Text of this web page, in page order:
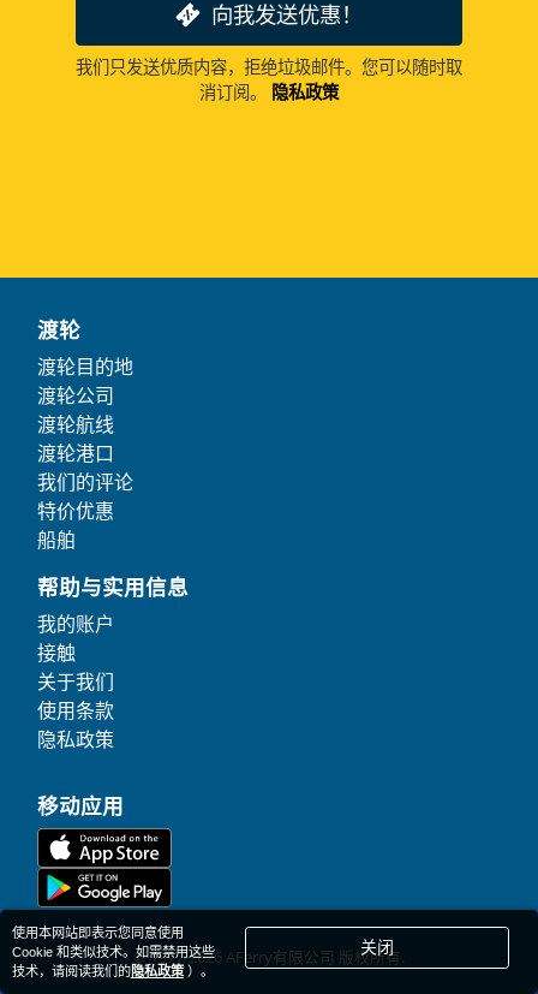
向我发送优惠！
我们只发送优质内容，拒绝垃圾邮件。您可以随时取
消订阅。
隐私政策
渡轮
渡轮目的地
渡轮公司
渡轮航线
渡轮港口
我们的评论
特价优惠
船舶
帮助与实用信息
我的账户
接触
关于我们
使用条款
隐私政策
移动应用
© 1977-2026 AFerry有限公司 版权所有.
使用本网站即表示您同意使用
Cookie 和类似技术。如需禁用这些
技术，请阅读我们的隐私政策）。
关闭